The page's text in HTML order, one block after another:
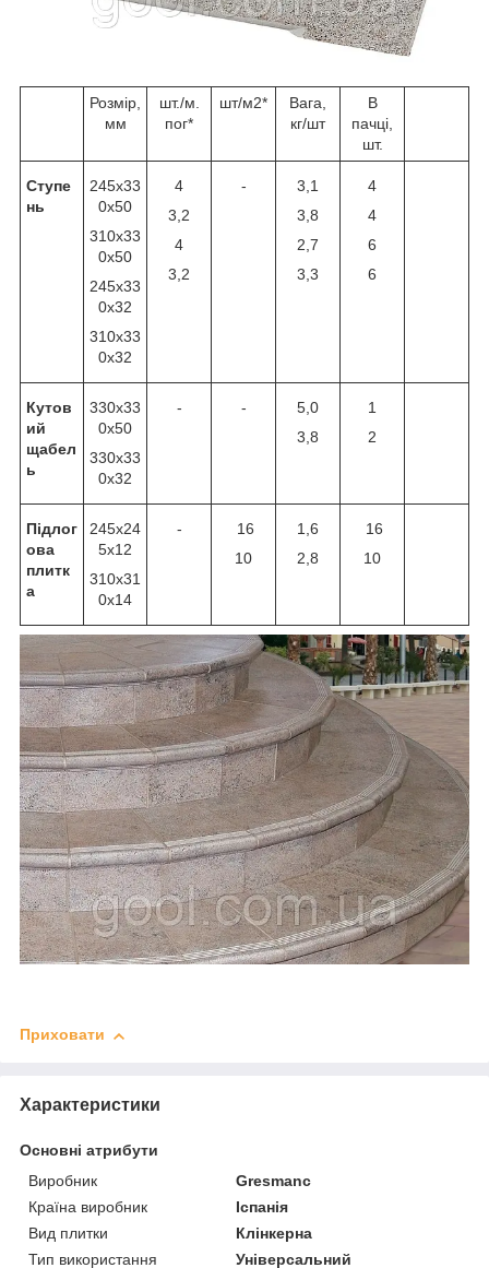
Розмір,
мм
шт./м.
пог*
шт/м2*
Вага,
кг/шт
В
пачці,
шт.
Ступе
нь
245x33
0x50
310х33
0х50
245x33
0x32
310x33
0x32
4
3,2
4
3,2
-
3,1
3,8
2,7
3,3
4
4
6
6
Кутов
ий
щабел
ь
330x33
0x50
330x33
0x32
- -
5,0
3,8
1
2
Підлог
ова
плитк
а
245x24
5x12
310x31
0x14
-
16
10
1,6
2,8
16
10
Приховати
Характеристики
Основні атрибути
Виробник
Gresmanc
Країна виробник
Іспанія
Вид плитки
Клінкерна
Тип використання
Універсальний